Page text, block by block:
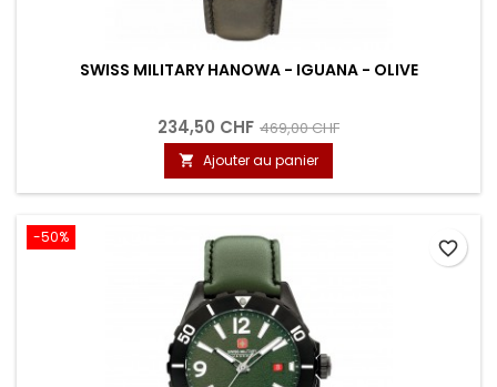
SWISS MILITARY HANOWA - IGUANA - OLIVE
234,50 CHF 469,00 CHF
 Ajouter au panier
-50%
favorite_border